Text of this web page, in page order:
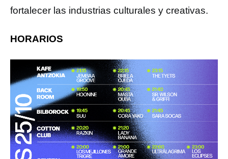
fortalecer las industrias culturales y creativas.
HORARIOS